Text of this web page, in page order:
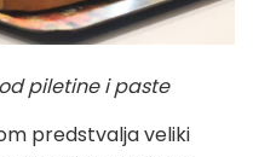
piletine i paste
predstvalja veliki